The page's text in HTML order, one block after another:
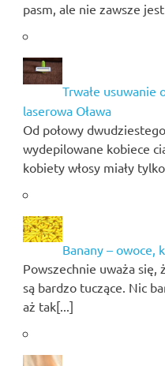
pasm, ale nie zawsze
Trwałe usuwanie
laserowa Oława
Od połowy
wydepilowane kobiece
kobiety włosy miały
Banany – owoce,
Powszechnie uważa się,
są bardzo tuczące. Nic
aż tak[...]